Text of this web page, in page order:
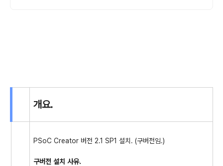
개요.
PSoC Creator 버전 2.1 SP1 설치. (구버전임.)
구버전 설치 사유.